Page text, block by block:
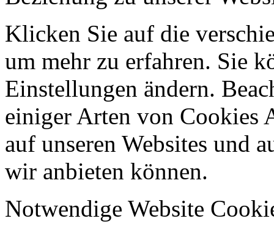
Klicken Sie auf die
um mehr zu erfahren. Sie
Einstellungen ändern.
einiger Arten von Cookies
auf unseren Websites und
wir anbieten können.
Notwendige Website